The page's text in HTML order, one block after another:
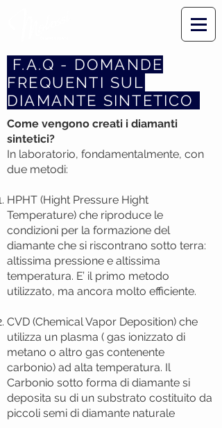
F.A.Q - DOMANDE
FREQUENTI SUL
DIAMANTE SINTETICO
Come vengono creati i diamanti
sintetici?
In laboratorio, fondamentalmente, con
due metodi:
HPHT (Hight Pressure Hight
Temperature) che riproduce le
condizioni per la formazione del
diamante che si riscontrano sotto terra:
altissima pressione e altissima
temperatura. E’ il primo metodo
utilizzato, ma ancora molto efficiente.
CVD (Chemical Vapor Deposition) che
utilizza un plasma ( gas ionizzato di
metano o altro gas contenente
carbonio) ad alta temperatura. Il
Carbonio sotto forma di diamante si
deposita su di un substrato costituito da
piccoli semi di diamante naturale